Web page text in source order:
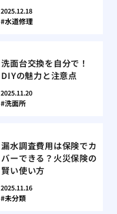
2025.12.18
水道修理
洗面台交換を自分で！
DIYの魅力と注意点
2025.11.20
洗面所
漏水調査費用は保険でカ
バーできる？火災保険の
賢い使い方
2025.11.16
未分類